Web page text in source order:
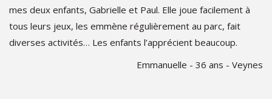
mes deux enfants, Gabrielle et Paul. Elle joue facilement à
tous leurs jeux, les emmène régulièrement au parc, fait
diverses activités… Les enfants l’apprécient beaucoup.
Emmanuelle - 36 ans - Veynes